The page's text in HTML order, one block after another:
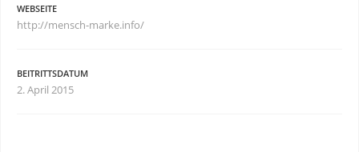
WEBSEITE
http://mensch-marke.info/
BEITRITTSDATUM
2. April 2015